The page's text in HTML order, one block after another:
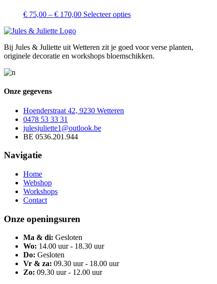
€ 75,00 – € 170,00Price
€ 170,00
Selecteer optiesThis
variants.
The
Bij Jules & Juliette uit Wetteren zit je goed voor verse planten,
originele decoratie en workshops bloemschikken.
Onze gegevens
Hoenderstraat 42, 9230 Wetteren
0478 53 33 31
julesjuliette1@outlook.be
BE 0536.201.944
Navigatie
Home
Webshop
Workshops
Contact
Onze openingsuren
Ma & di: Gesloten
Wo: 14.00 uur - 18.30 uur
Do: Gesloten
Vr & za: 09.30 uur - 18.00 uur
Zo: 09.30 uur - 12.00 uur